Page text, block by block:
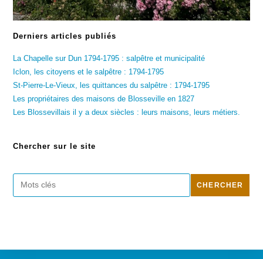
Derniers articles publiés
La Chapelle sur Dun 1794-1795 : salpêtre et municipalité
Iclon, les citoyens et le salpêtre : 1794-1795
St-Pierre-Le-Vieux, les quittances du salpêtre : 1794-1795
Les propriétaires des maisons de Blosseville en 1827
Les Blossevillais il y a deux siècles : leurs maisons, leurs métiers.
Chercher sur le site
Rechercher
CHERCHER